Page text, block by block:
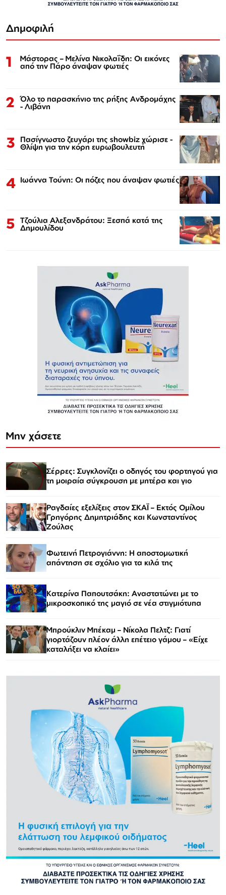
Δημοφιλή
1 Μάστορας – Μελίνα Νικολαΐδη: Οι εικόνες
από την Πάρο άναψαν φωτιές
2 Όλο το παρασκήνιο της ρήξης Ανδρομάχης
- Λιβάνη
3 Πασίγνωστο ζευγάρι της showbiz χώρισε -
Θλίψη για την κόρη ευρωβουλευτή
4 Ιωάννα Τούνη: Οι πόζες που άναψαν φωτιές
5 Τζούλια Αλεξανδράτου: Ξεσπά κατά της
Δημουλίδου
Μην χάσετε
Σέρρες: Συγκλονίζει ο οδηγός του φορτηγού για
τη μοιραία σύγκρουση με μητέρα και γιο
Ραγδαίες εξελίξεις στον ΣΚΑΪ – Εκτός Ομίλου
Γρηγόρης Δημητριάδης και Κωνσταντίνος
Ζούλας
Φωτεινή Πετρογιάννη: Η αποστομωτική
απάντηση σε σχόλιο για τα κιλά της
Κατερίνα Παπουτσάκη: Αναστατώνει με το
μικροσκοπικό της μαγιό σε νέα στιγμιότυπα
Μπρούκλιν Μπέκαμ – Νίκολα Πελτζ: Γιατί
γιορτάζουν πλέον άλλη επέτειο γάμου – «Είχε
καταλήξει να κλαίει»